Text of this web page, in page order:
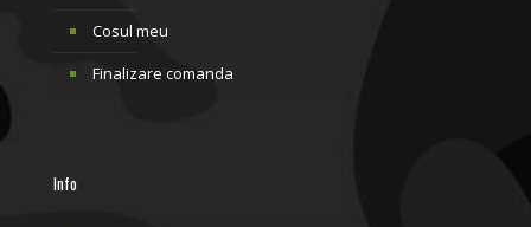
Cosul meu
Finalizare comanda
Info